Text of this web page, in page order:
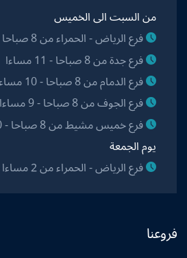
من السبت الى الخميس
فرع الرياض - الحمراء من 8 صباحا - 11 مساءا
فرع جدة من 8 صباحا - 11 مساءا
فرع الدمام من 8 صباحا - 10 مساءا
فرع الجوف من 8 صباحا - 9 مساءا
فرع خميس مشيط من 8 صباحا - 10 مساءا
يوم الجمعة
فرع الرياض - الحمراء من 2 مساءا - 11 مساءا
فروعنا